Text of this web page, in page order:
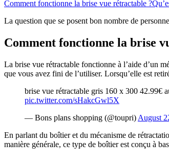
Comment fonctionne la brise vue rétractable ?
La question que se posent bon nombre de
Comment fonctionne la brise
La brise vue rétractable fonctionne à l’aide d’un
que vous avez fini de l’utiliser. Lorsqu’elle est
brise vue rétractable gris 160 x 300 42.99€
pic.twitter.com/sHakcGwl5X
— Bons plans shopping (@toupri) August
En parlant du boîtier et du mécanisme de
manière générale, ce type de boîtier est conçu à